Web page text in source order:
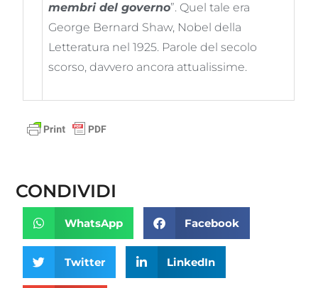
membri del governo”. Quel tale era
George Bernard Shaw, Nobel della
Letteratura nel 1925. Parole del secolo
scorso, davvero ancora attualissime.
CONDIVIDI
WhatsApp Facebook
Twitter LinkedIn